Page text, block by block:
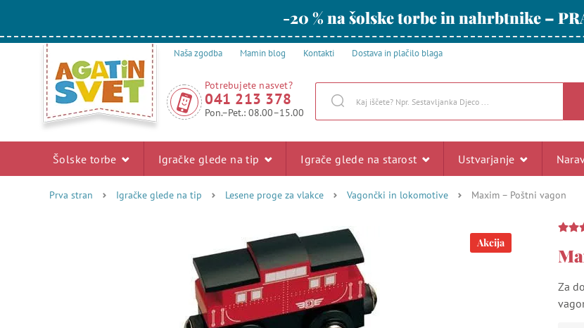
-20 % na šolske torbe in nahrbtnike –
Naša zgodba Mamin blog Kontakti Dostava in plačilo blaga
Potrebujete nasvet?
041 213 378
Pon.–Pet.: 08.00–15.00
Šolske torbe Igračke glede na tip Igrače glede na starost Ustvarjanje
Prva stran Igračke glede na tip Lesene proge za vlakce Vagončki in lokomotive Maxim – Poštni vagon
Akcija
Za